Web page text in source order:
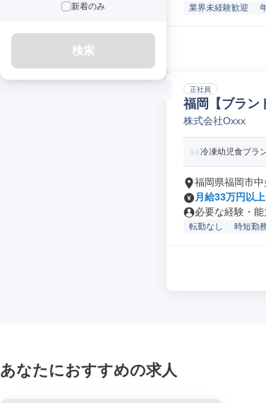
新着のみ
検索
業界未経験歓迎
正社員
福岡【ブラン
ポレートブラ
株式会社Oxxx
冷凍幼児食ブラ
福岡県福岡市中
月給33万円以上
必要な経験・
転勤なし 時短勤
あなたにおすすめの求人